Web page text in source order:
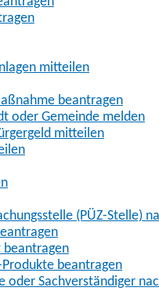
mitteilen
beantragen
oder Gemeinde melden
mitteilen
(PÜZ-Stelle)
beantragen
Produkte beantragen
Sachverständiger